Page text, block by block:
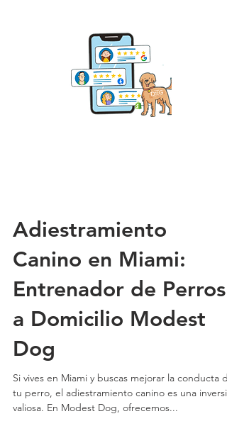
Adiestramiento
Canino en Miami:
Entrenador de Perros
a Domicilio Modest
Dog
Si vives en Miami y buscas mejorar la conducta de
tu perro, el adiestramiento canino es una
valiosa. En Modest Dog, ofrecemos...